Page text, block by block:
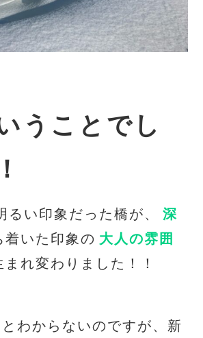
うことでし
るい印象だった橋が、
深
着いた印象の 大人の雰囲
れ変わりました！！
わからないのですが、新